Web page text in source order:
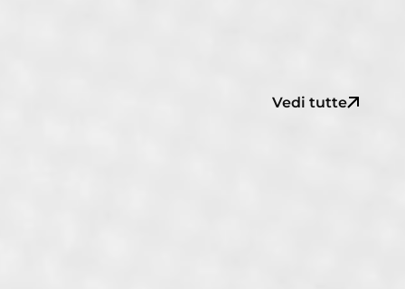
Vedi tutte